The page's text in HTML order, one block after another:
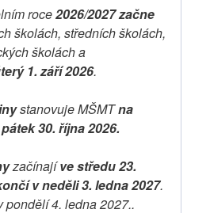
roce2026/2027 začne
školách, středních školách,
školách a
1. září 2026.
stanovuje MŠMTna
30. října 2026.
začínajíve středu 23.
v neděli 3. ledna 2027.
pondělí 4. ledna 2027..